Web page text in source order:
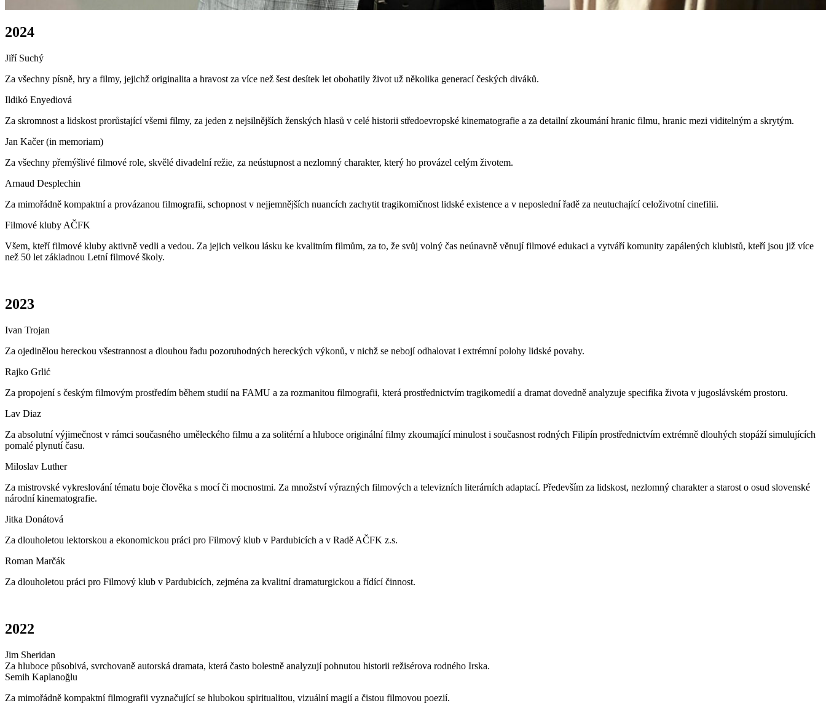
2024
Jiří Suchý
Za všechny písně, hry a filmy, jejichž originalita a hravost za více než šest desítek let obohatily život už několika generací českých diváků.
Ildikó Enyediová
Za skromnost a lidskost prorůstající všemi filmy, za jeden z nejsilnějších ženských hlasů v celé historii středoevropské kinematografie a za detailní zkoumání hranic filmu, hranic mezi viditelným a skrytým.
Jan Kačer (in memoriam)
Za všechny přemýšlivé filmové role, skvělé divadelní režie, za neústupnost a nezlomný charakter, který ho provázel celým životem.
Arnaud Desplechin
Za mimořádně kompaktní a provázanou filmografii, schopnost v nejjemnějších nuancích zachytit tragikomičnost lidské existence a v neposlední řadě za neutuchající celoživotní cinefilii.
Filmové kluby AČFK
Všem, kteří filmové kluby aktivně vedli a vedou. Za jejich velkou lásku ke kvalitním filmům, za to, že svůj volný čas neúnavně věnují filmové edukaci a vytváří komunity zapálených klubistů, kteří jsou již více
než 50 let základnou Letní filmové školy.
2023
Ivan Trojan
Za ojedinělou hereckou všestrannost a dlouhou řadu pozoruhodných hereckých výkonů, v nichž se nebojí odhalovat i extrémní polohy lidské povahy.
Rajko Grlić
Za propojení s českým filmovým prostředím během studií na FAMU a za rozmanitou filmografii, která prostřednictvím tragikomedií a dramat dovedně analyzuje specifika života v jugoslávském prostoru.
Lav Diaz
Za absolutní výjimečnost v rámci současného uměleckého filmu a za solitérní a hluboce originální filmy zkoumající minulost i současnost rodných Filipín prostřednictvím extrémně dlouhých stopáží simulujících
pomalé plynutí času.
Miloslav Luther
Za mistrovské vykreslování tématu boje člověka s mocí či mocnostmi. Za množství výrazných filmových a televizních literárních adaptací. Především za lidskost, nezlomný charakter a starost o osud slovenské
národní kinematografie.
Jitka Donátová
Za dlouholetou lektorskou a ekonomickou práci pro Filmový klub v Pardubicích a v Radě AČFK z.s.
Roman Marčák
Za dlouholetou práci pro Filmový klub v Pardubicích, zejména za kvalitní dramaturgickou a řídící činnost.
2022
Jim Sheridan
Za hluboce působivá, svrchovaně autorská dramata, která často bolestně analyzují pohnutou historii režisérova rodného Irska.
Semih Kaplanoğlu
Za mimořádně kompaktní filmografii vyznačující se hlubokou spiritualitou, vizuální magií a čistou filmovou poezií.